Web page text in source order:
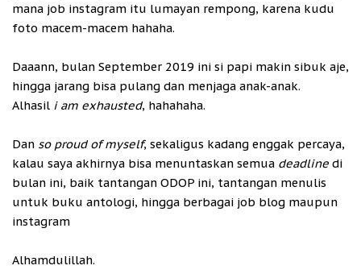
mana job instagram itu lumayan rempong, karena kudu
foto macem-macem hahaha.
Daaann, bulan September 2019 ini si papi makin sibuk aje,
hingga jarang bisa pulang dan menjaga anak-anak.
Alhasil i am exhausted, hahahaha.
Dan so proud of myself, sekaligus kadang enggak percaya,
kalau saya akhirnya bisa menuntaskan semua deadline di
bulan ini, baik tantangan ODOP ini, tantangan menulis
untuk buku antologi, hingga berbagai job blog maupun
instagram
Alhamdulillah.